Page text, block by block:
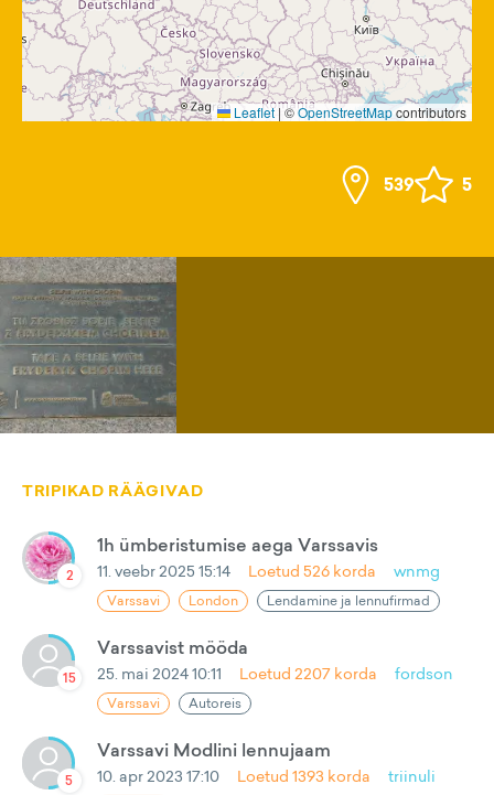
Leaflet |©OpenStreetMapcontributors
539 5
TRIPIKAD RÄÄGIVAD
2
1h ümberistumise aega Varssavis
11. veebr 2025 15:14 Loetud 526 korda wnmg
Varssavi London Lendamine ja lennufirmad
15
Varssavist mööda
25. mai 2024 10:11 Loetud 2207 korda fordson
Varssavi Autoreis
5
Varssavi Modlini lennujaam
10. apr 2023 17:10 Loetud 1393 korda triinuli